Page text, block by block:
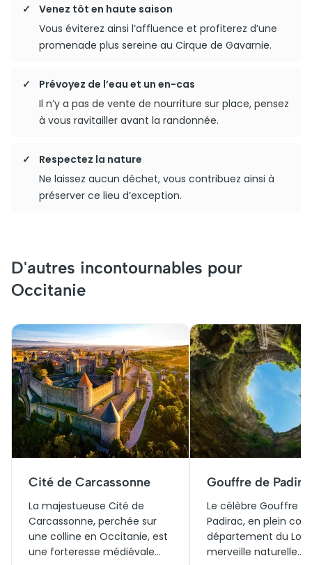
Venez tôt en haute saison
Vous éviterez ainsi l’affluence et profiterez d’une
promenade plus sereine au Cirque de Gavarnie.
Prévoyez de l’eau et un en-cas
Il n’y a pas de vente de nourriture sur place, pensez
à vous ravitailler avant la randonnée.
Respectez la nature
Ne laissez aucun déchet, vous contribuez ainsi à
préserver ce lieu d’exception.
D'autres incontournables pour
Occitanie
Cité de Carcassonne
La majestueuse Cité de
Carcassonne, perchée sur
une colline en Occitanie, est
une forteresse médiévale
Gouffre de
Le célèbre Gouffre
Padirac, en plein
département du Lot,
merveille naturelle